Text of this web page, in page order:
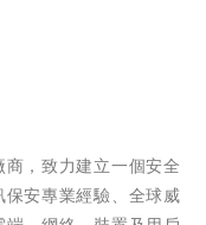
，致力建立一個安全
安專業經驗、全球威